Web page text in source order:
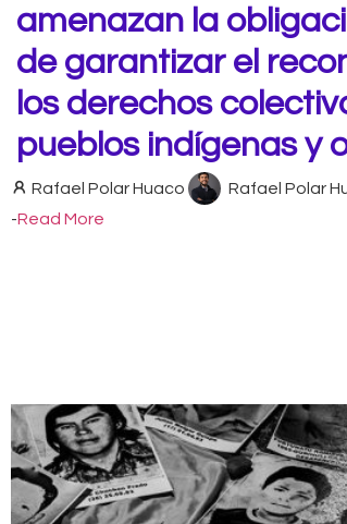
amenazan la
de garantizar el
los derechos
pueblos indígenas y
Rafael Polar Huaco Rafael Polar
-Read More